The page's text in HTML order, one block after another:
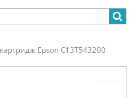
Epson C13T543200